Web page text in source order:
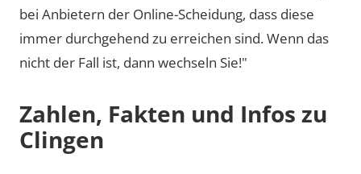
bei Anbietern der Online-Scheidung, dass diese
immer durchgehend zu erreichen sind. Wenn das
nicht der Fall ist, dann wechseln Sie!"
Zahlen, Fakten und Infos zu
Clingen